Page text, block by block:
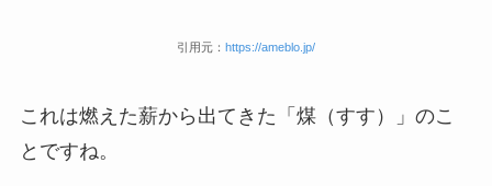
引用元： https://ameblo.jp/
これは燃えた薪から出てきた「煤（すす）」のこ
とですね。